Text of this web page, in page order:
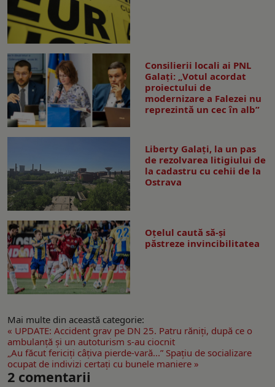
Consilierii locali ai PNL
Galaţi: „Votul acordat
proiectului de
modernizare a Falezei nu
reprezintă un cec în alb”
Liberty Galați, la un pas
de rezolvarea litigiului de
la cadastru cu cehii de la
Ostrava
Oțelul caută să-și
păstreze invincibilitatea
Mai multe din această categorie:
« UPDATE: Accident grav pe DN 25. Patru răniți, după ce o
ambulanță și un autoturism s-au ciocnit
„Au făcut fericiți câțiva pierde-vară...” Spațiu de socializare
ocupat de indivizi certați cu bunele maniere »
2 comentarii